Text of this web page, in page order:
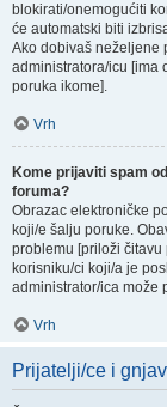
blokirati/onemogućiti
će automatski biti
Ako dobivaš neželjene
administratora/icu [ima
poruka ikome].
Vrh
Kome prijaviti spam
foruma?
Obrazac elektroničke
koji/e šalju poruke.
problemu [priloži
korisniku/ci koji/a je
administrator/ica može
Vrh
Prijatelji/ce i